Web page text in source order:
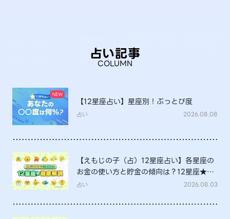
占い記事
COLUMN
【12星座占い】星座別！ぶっとび度
占い 2026.08.08
【えもじの子（占）12星座占い】各星座の
お金の使い方と貯金の傾向は？12星座★徹
底解説
占い 2026.08.03